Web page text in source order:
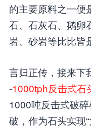
的主要原料之一便
石、石灰石、鹅卵
岩、砂岩等比比皆
言归正传，接来下
-1000tph反击式石
1000吨反击式破
破，作为石头实现